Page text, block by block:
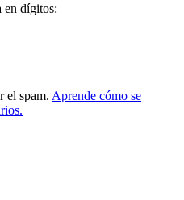
en dígitos:
el spam. Aprende cómo se